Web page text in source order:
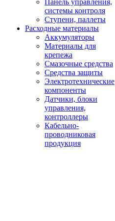
Панель управления,
системы контроля
Ступени, паллеты
Расходные материалы
Аккумуляторы
Материалы для
крепежа
Смазочные средства
Средства защиты
Электротехнические
компоненты
Датчики, блоки
управления,
контроллеры
Кабельно-
проводниковая
продукция